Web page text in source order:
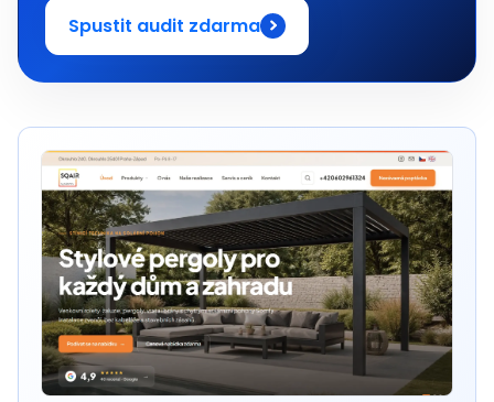
Spustit audit zdarma